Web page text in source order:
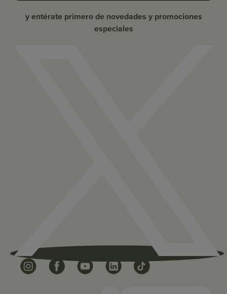
y entérate primero de novedades y promociones
especiales